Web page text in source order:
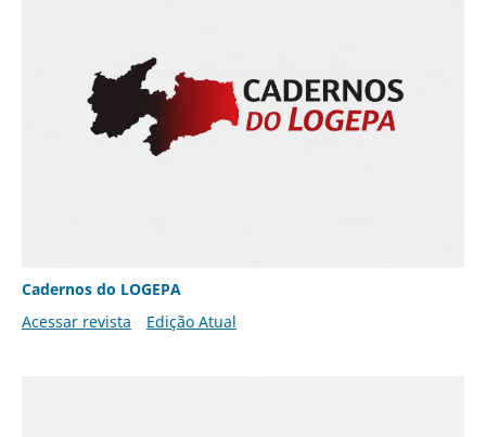
Cadernos do LOGEPA
Acessar revista
Edição Atual